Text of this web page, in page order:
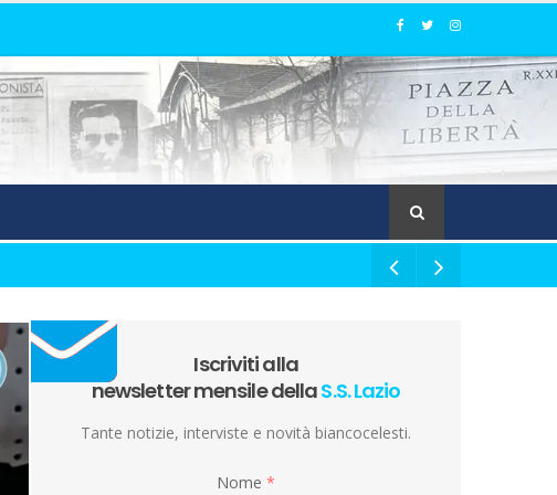
Iscriviti alla
newsletter mensile dellaS.S. Lazio
Tante notizie, interviste e novità biancocelesti.
Nome*